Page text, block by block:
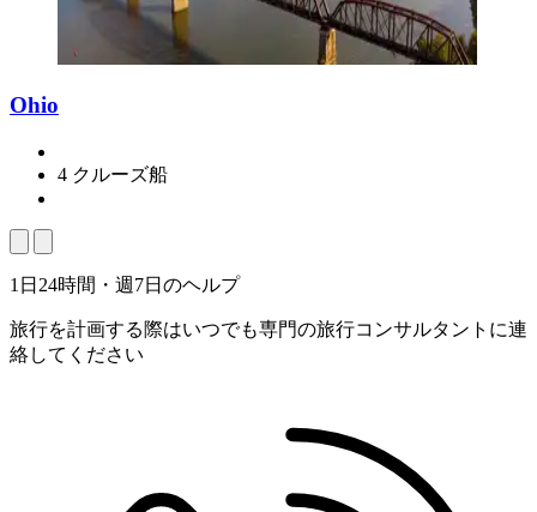
Ohio
4 クルーズ船
1日24時間・週7日のヘルプ
旅行を計画する際はいつでも専門の旅行コンサルタントに連
絡してください